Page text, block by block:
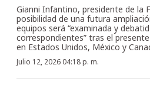
Gianni Infantino, presidente de la
posibilidad de una futura
equipos será “examinada y
correspondientes” tras el
en Estados Unidos, México y
Julio 12, 2026 04:18 p. m.